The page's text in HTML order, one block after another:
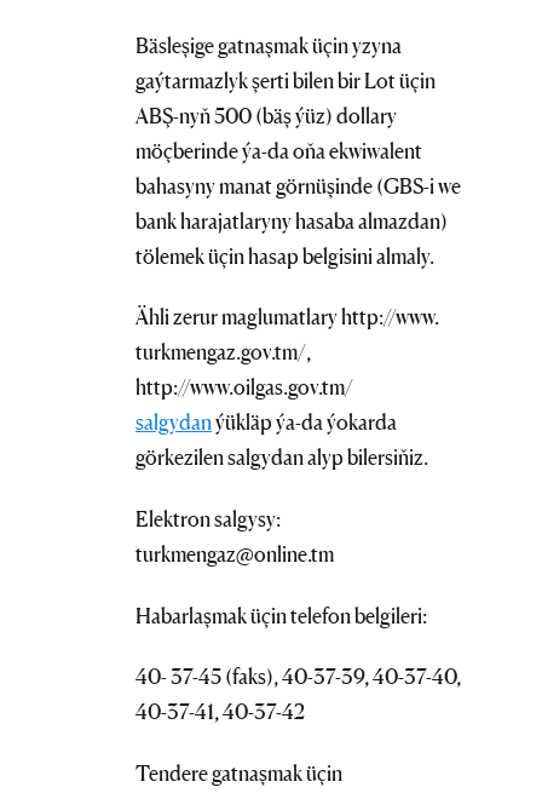
Bäsleşige gatnaşmak üçin yzyna
gaýtarmazlyk şerti bilen bir Lot üçin
ABŞ-nyň 500 (bäş ýüz) dollary
möçberinde ýa-da oňa ekwiwalent
bahasyny manat görnüşinde (GBS-i we
bank harajatlaryny hasaba almazdan)
tölemek üçin hasap belgisini almaly.
Ähli zerur maglumatlary http://www.
turkmengaz.gov.tm/,
http://www.oilgas.gov.tm/
salgydanýükläp ýa-da ýokarda
görkezilen salgydan alyp bilersiňiz.
Elektron salgysy:
turkmengaz@online.tm
Habarlaşmak üçin telefon belgileri:
40- 37-45 (faks), 40-37-39, 40-37-40,
40-37-41, 40-37-42
Tendere gatnaşmak üçin